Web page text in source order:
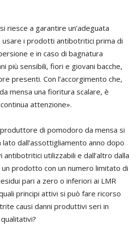
riesce a garantire un’adeguata
usare i prodotti antibotritici prima di
e in caso di bagnatura
più sensibili, fiori e giovani bacche,
presenti. Con l’accorgimento che,
mensa una fioritura scalare, è
attenzione».
di pomodoro da mensa si
dall’assottigliamento anno dopo
antibotritici utilizzabili e dall’altro dalla
prodotto con un numero limitato di
pari a zero o inferiori ai LMR
principi attivi si può fare ricorso
causi danni produttivi seri in